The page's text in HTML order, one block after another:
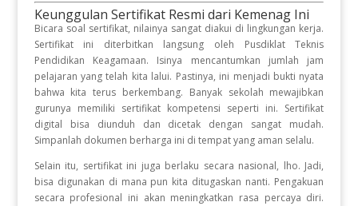
Keunggulan Sertifikat Resmi dari Kemenag Ini
Bicara soal sertifikat, nilainya sangat diakui di lingkungan kerja.
Sertifikat ini diterbitkan langsung oleh Pusdiklat Teknis
Pendidikan Keagamaan. Isinya mencantumkan jumlah jam
pelajaran yang telah kita lalui. Pastinya, ini menjadi bukti nyata
bahwa kita terus berkembang. Banyak sekolah mewajibkan
gurunya memiliki sertifikat kompetensi seperti ini. Sertifikat
digital bisa diunduh dan dicetak dengan sangat mudah.
Simpanlah dokumen berharga ini di tempat yang aman selalu.
Selain itu, sertifikat ini juga berlaku secara nasional, lho. Jadi,
bisa digunakan di mana pun kita ditugaskan nanti. Pengakuan
secara profesional ini akan meningkatkan rasa percaya diri.